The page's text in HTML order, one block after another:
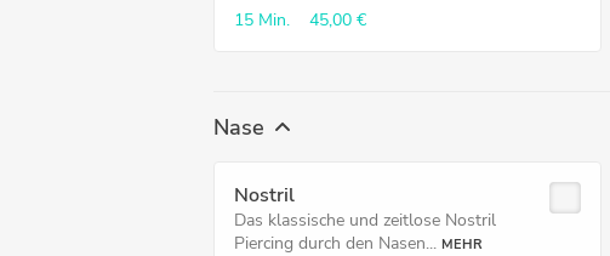
15 Min. 45,00 €
Nase
Nostril
Das klassische und zeitlose Nostril
Piercing durch den Nasen... MEHR